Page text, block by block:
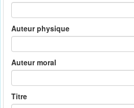
Auteur physique
Auteur moral
Titre